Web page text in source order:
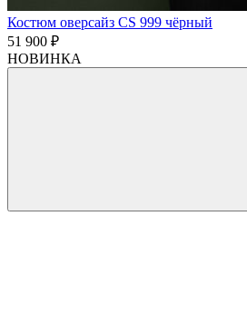
Костюм оверсайз CS 999 чёрный
51 900 ₽
НОВИНКА